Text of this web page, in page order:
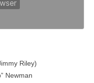
Riley)
Newman